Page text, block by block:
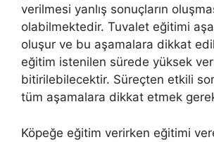
verilmesi yanlış sonuçların
olabilmektedir. Tuvalet eğitimi
oluşur ve bu aşamalara dikkat
eğitim istenilen sürede yüksek
bitirilebilecektir. Süreçten etkili
tüm aşamalara dikkat etmek
Köpeğe eğitim verirken eğitimi